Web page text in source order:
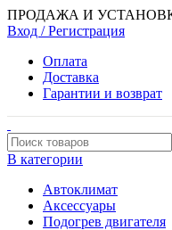
ПРОДАЖА И
Вход / Регистрация
Оплата
Доставка
Гарантии и возврат
В категории
Автоклимат
Аксессуары
Подогрев двигателя